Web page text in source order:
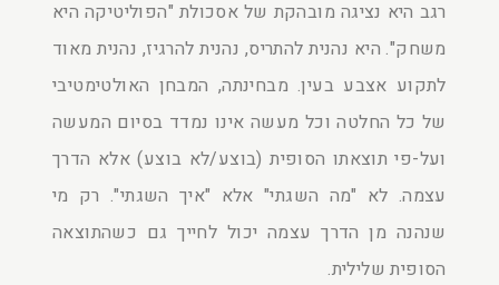
רגב היא נציגה מובהקת של אסכולת "הפוליטיקה היא
משחק". היא נהנית להתריס, נהנית להרגיז, נהנית מאוד
לתקוע אצבע בעין. מבחינתה, המבחן האולטימטיבי
של כל החלטה וכל מעשה אינו נמדד בסיום המעשה
ועל-פי תוצאתו הסופית (בוצע/לא בוצע) אלא הדרך
עצמה. לא "מה השגתי" אלא "איך השגתי". רק מי
שנהנה מן הדרך עצמה יכול לחייך גם כשהתוצאה
הסופית שלילית.